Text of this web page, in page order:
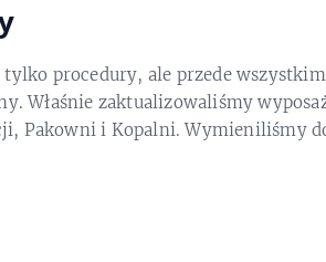
tylko procedury, ale przede
Właśnie zaktualizowaliśmy
Pakowni i Kopalni. Wymieniliśmy